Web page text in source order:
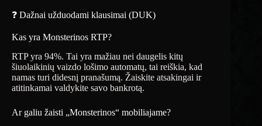
❓ Dažnai užduodami klausimai (DUK)
Kas yra Monsterinos RTP?
RTP yra 94%. Tai yra mažiau nei daugelis kitų
šiuolaikinių vaizdo lošimo automatų, tai reiškia, kad
namas turi didesnį pranašumą. Žaiskite atsakingai ir
atitinkamai valdykite savo bankrotą.
Ar galiu žaisti „Monsterinos“ mobiliajame?